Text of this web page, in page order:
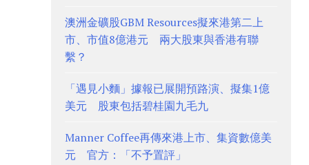
澳洲金礦股GBM Resources擬來港第二上
市、市值8億港元 兩大股東與香港有聯
繫？
「遇見小麵」據報已展開預路演、擬集1億
美元 股東包括碧桂園九毛九
Manner Coffee再傳來港上市、集資數億美
元 官方：「不予置評」